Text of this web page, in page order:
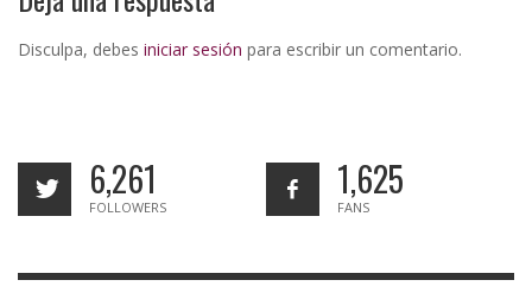
Disculpa, debes iniciar sesión para escribir un comentario.
6,261
FOLLOWERS
1,625
FANS